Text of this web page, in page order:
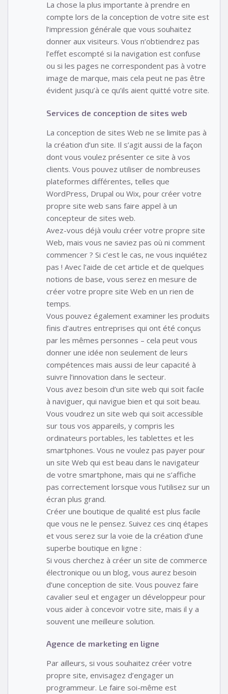
La chose la plus importante à prendre en
compte lors de la conception de votre site est
l’impression générale que vous souhaitez
donner aux visiteurs. Vous n’obtiendrez pas
l’effet escompté si la navigation est confuse
ou si les pages ne correspondent pas à votre
image de marque, mais cela peut ne pas être
évident jusqu’à ce qu’ils aient quitté votre site.
Services de conception de sites web
La conception de sites Web ne se limite pas à
la création d’un site. Il s’agit aussi de la façon
dont vous voulez présenter ce site à vos
clients. Vous pouvez utiliser de nombreuses
plateformes différentes, telles que
WordPress, Drupal ou Wix, pour créer votre
propre site web sans faire appel à un
concepteur de sites web.
Avez-vous déjà voulu créer votre propre site
Web, mais vous ne saviez pas où ni comment
commencer ? Si c’est le cas, ne vous inquiétez
pas ! Avec l’aide de cet article et de quelques
notions de base, vous serez en mesure de
créer votre propre site Web en un rien de
temps.
Vous pouvez également examiner les produits
finis d’autres entreprises qui ont été conçus
par les mêmes personnes – cela peut vous
donner une idée non seulement de leurs
compétences mais aussi de leur capacité à
suivre l’innovation dans le secteur.
Vous avez besoin d’un site web qui soit facile
à naviguer, qui navigue bien et qui soit beau.
Vous voudrez un site web qui soit accessible
sur tous vos appareils, y compris les
ordinateurs portables, les tablettes et les
smartphones. Vous ne voulez pas payer pour
un site Web qui est beau dans le navigateur
de votre smartphone, mais qui ne s’affiche
pas correctement lorsque vous l’utilisez sur un
écran plus grand.
Créer une boutique de qualité est plus facile
que vous ne le pensez. Suivez ces cinq étapes
et vous serez sur la voie de la création d’une
superbe boutique en ligne :
Si vous cherchez à créer un site de commerce
électronique ou un blog, vous aurez besoin
d’une conception de site. Vous pouvez faire
cavalier seul et engager un développeur pour
vous aider à concevoir votre site, mais il y a
souvent une meilleure solution.
Agence de marketing en ligne
Par ailleurs, si vous souhaitez créer votre
propre site, envisagez d’engager un
programmeur. Le faire soi-même est